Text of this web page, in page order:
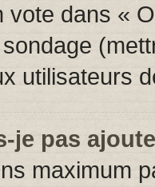
dans «
utilisateurs
je pas
maximum